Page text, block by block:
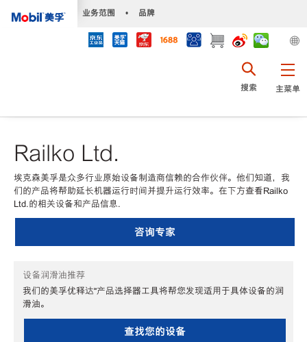
业务范围 • 品牌
主菜单
搜索
Railko Ltd.
埃克森美孚是众多行业原始设备制造商信赖的合作伙伴。他们知道，我
们的产品将帮助延长机器运行时间并提升运行效率。在下方查看Railko
Ltd.的相关设备和产品信息.
咨询专家
设备润滑油推荐
我们的美孚优释达℠产品选择器工具将帮您发现适用于具体设备的润
滑油。
查找您的设备